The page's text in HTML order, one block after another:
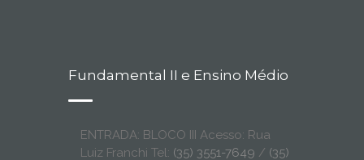
Fundamental II e Ensino Médio
ENTRADA: BLOCO III Acesso: Rua
Luiz Franchi Tel: (35) 3551-7649 / (35)